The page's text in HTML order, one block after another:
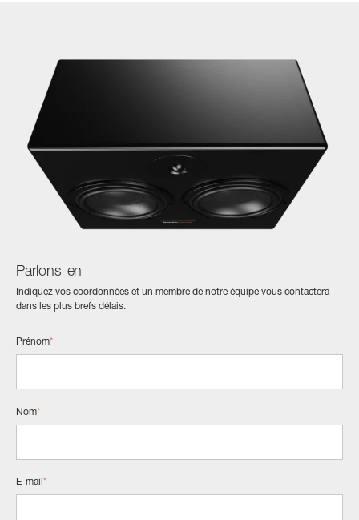
Parlons-en
Indiquez vos coordonnées et un membre de notre équipe vous contactera
dans les plus brefs délais.
Prénom*
Nom*
E-mail *